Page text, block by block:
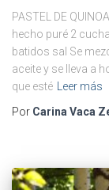
PASTEL DE
hecho puré 2
batidos sal Se
aceite y se lleva a
que esté
Leer más
Por Carina Vaca